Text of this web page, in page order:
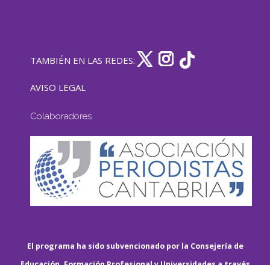
TAMBIÉN EN LAS REDES:
AVISO LEGAL
Colaboradores
El programa ha sido subvencionado por la Consejería de